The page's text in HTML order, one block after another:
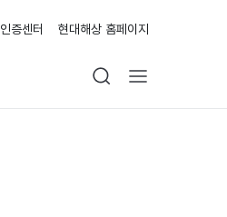
인증센터 현대해상 홈페이지